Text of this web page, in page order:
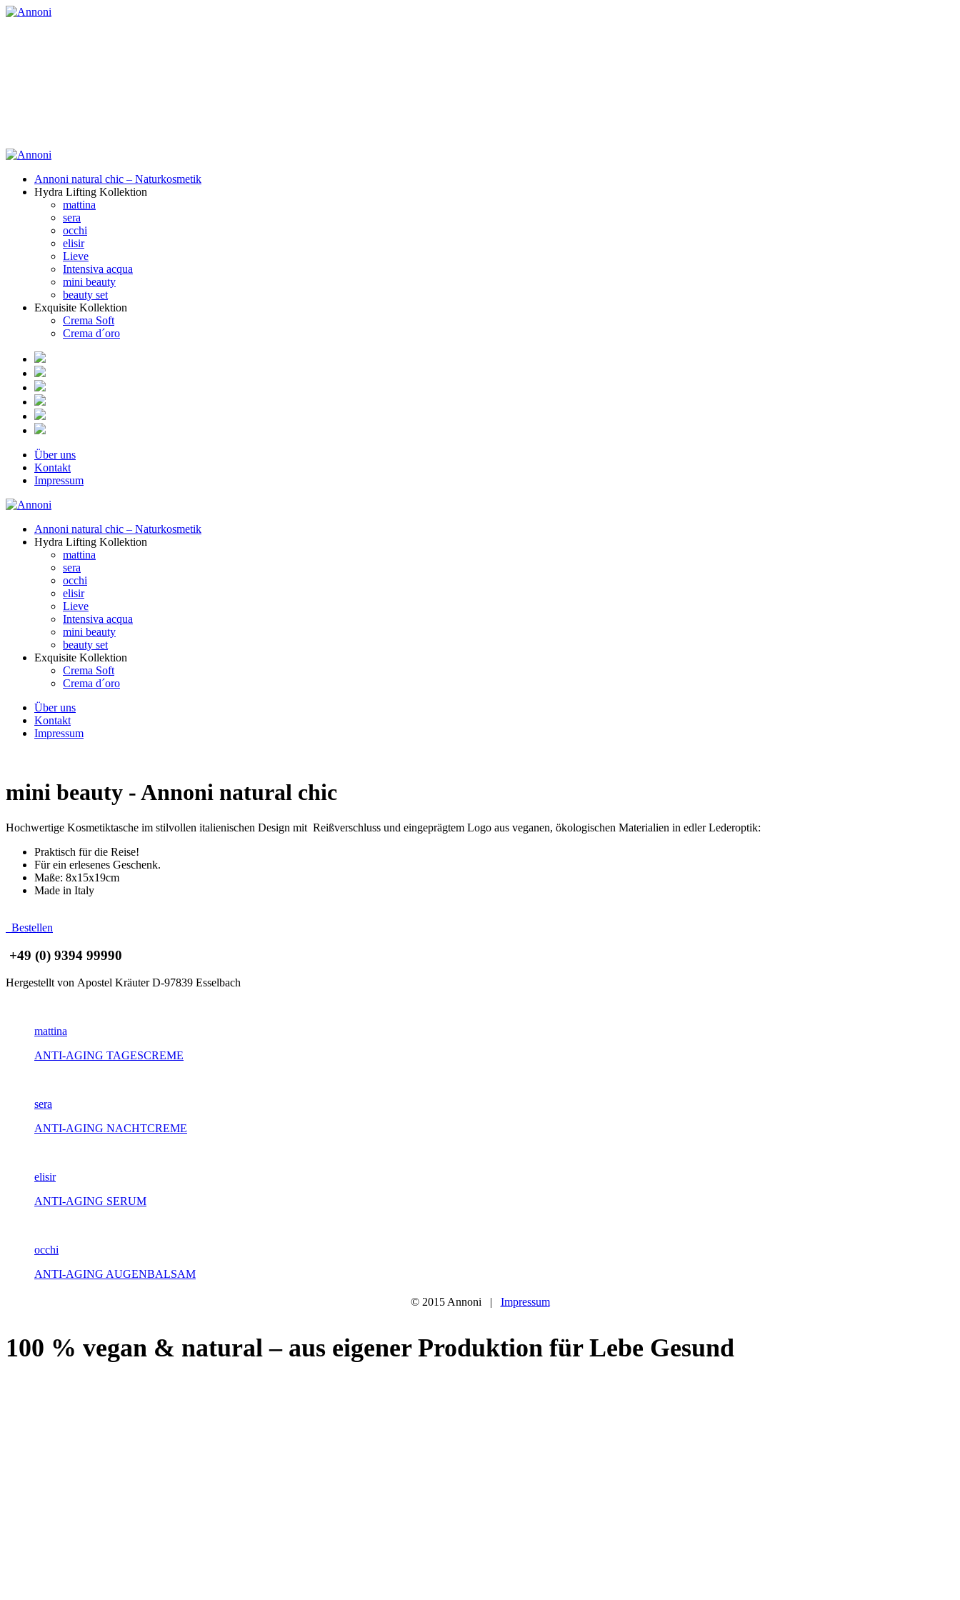
Annoni natural chic – Naturkosmetik
Hydra Lifting Kollektion
mattina
sera
occhi
elisir
Lieve
Intensiva acqua
mini beauty
beauty set
Exquisite Kollektion
Crema Soft
Crema d´oro
Über uns
Kontakt
Impressum
Annoni natural chic – Naturkosmetik
Hydra Lifting Kollektion
mattina
sera
occhi
elisir
Lieve
Intensiva acqua
mini beauty
beauty set
Exquisite Kollektion
Crema Soft
Crema d´oro
Über uns
Kontakt
Impressum
mini beauty - Annoni natural chic
Hochwertige Kosmetiktasche im stilvollen italienischen Design mit Reißverschluss und eingeprägtem Logo aus veganen, ökologischen Materialien in edler Lederoptik:
Praktisch für die Reise!
Für ein erlesenes Geschenk.
Maße: 8x15x19cm
Made in Italy
Bestellen
+49 (0) 9394 99990
Hergestellt von Apostel Kräuter D-97839 Esselbach
mattina
ANTI-AGING TAGESCREME
sera
ANTI-AGING NACHTCREME
elisir
ANTI-AGING SERUM
occhi
ANTI-AGING AUGENBALSAM
© 2015 Annoni | Impressum
100 % vegan & natural – aus eigener Produktion für Lebe Gesund